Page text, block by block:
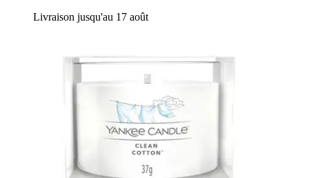
Livraison jusqu'au 17 août